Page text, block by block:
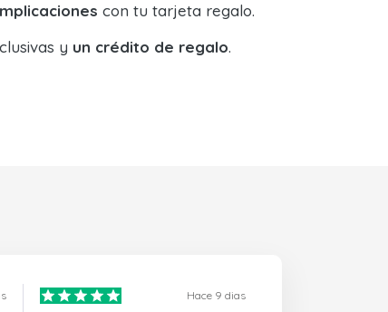
con tu tarjeta regalo.
y un crédito de regalo.
Hace 9 dias